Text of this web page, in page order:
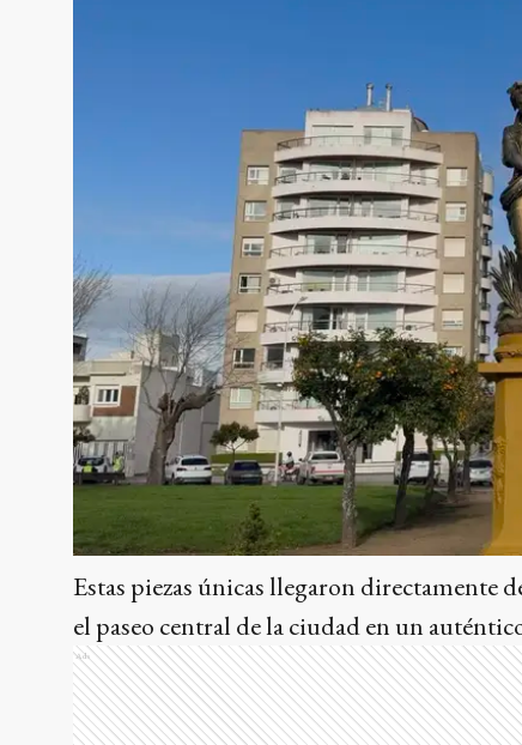
Estas piezas únicas llegaron directamente
el paseo central de la ciudad en un
Ads